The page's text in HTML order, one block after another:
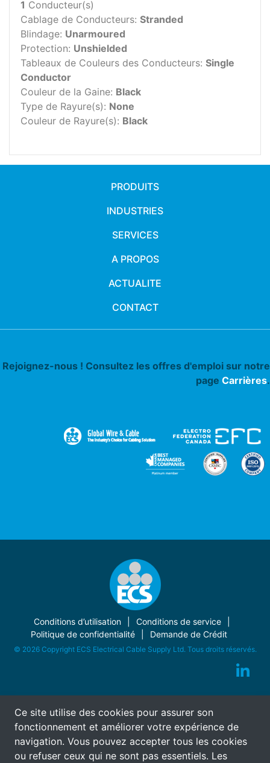
1 Conducteur(s)
Cablage de Conducteurs: Stranded
Blindage: Unarmoured
Protection: Unshielded
Tableaux de Couleurs des Conducteurs: Single
Conductor
Couleur de la Gaine: Black
Type de Rayure(s): None
Couleur de Rayure(s): Black
Ce site utilise des cookies pour assurer son
fonctionnement et améliorer votre expérience de
navigation. Vous pouvez accepter tous les cookies
ou refuser ceux qui ne sont pas essentiels. Les
PRODUITS
INDUSTRIES
SERVICES
A PROPOS
ACTUALITE
CONTACT
Rejoignez-nous ! Consultez les offres d'emploi sur notre
page Carrières.
Conditions d’utilisation
Conditions de service
Politique de confidentialité
Demande de Crédit
© 2026 Copyright ECS Electrical Cable Supply Ltd. Tous droits réservés.